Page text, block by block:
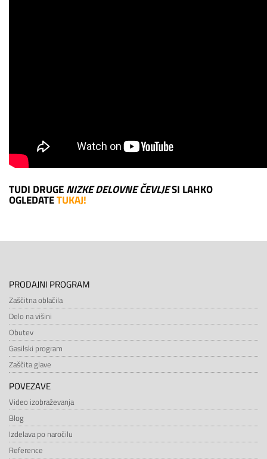
TUDI DRUGENIZKE DELOVNE ČEVLJESI LAHKO
OGLEDATETUKAJ!
PRODAJNI PROGRAM
Zaščitna oblačila
Delo na višini
Obutev
Gasilski program
Zaščita glave
POVEZAVE
Video izobraževanja
Blog
Izdelava po naročilu
Reference